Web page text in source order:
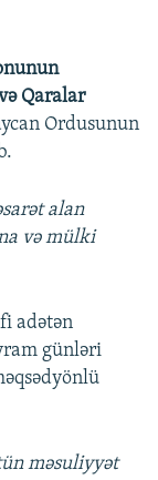
Qaralar
Ordusunun
alan
və mülki
adətən
günləri
məsuliyyət